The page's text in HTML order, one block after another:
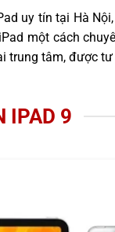
uy tín tại Hà
một cách
tâm, được
IPAD 9